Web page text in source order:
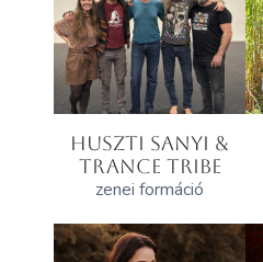
HUSZTI SANYI &
TRANCE TRIBE
zenei formáció